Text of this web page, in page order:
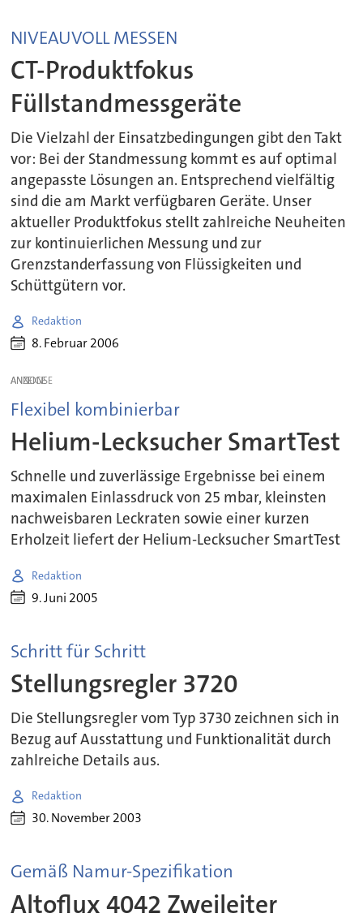
NIVEAUVOLL MESSEN
CT-Produktfokus
Füllstandmessgeräte
Die Vielzahl der Einsatzbedingungen gibt den Takt
vor: Bei der Standmessung kommt es auf optimal
angepasste Lösungen an. Entsprechend vielfältig
sind die am Markt verfügbaren Geräte. Unser
aktueller Produktfokus stellt zahlreiche Neuheiten
zur kontinuierlichen Messung und zur
Grenzstanderfassung von Flüssigkeiten und
Schüttgütern vor.
Redaktion
8. Februar 2006
ANZEIGE
Flexibel kombinierbar
Helium-Lecksucher SmartTest
Schnelle und zuverlässige Ergebnisse bei einem
maximalen Einlassdruck von 25 mbar, kleinsten
nachweisbaren Leckraten sowie einer kurzen
Erholzeit liefert der Helium-Lecksucher SmartTest
Redaktion
9. Juni 2005
Schritt für Schritt
Stellungsregler 3720
Die Stellungsregler vom Typ 3730 zeichnen sich in
Bezug auf Ausstattung und Funktionalität durch
zahlreiche Details aus.
Redaktion
30. November 2003
Gemäß Namur-Spezifikation
Altoflux 4042 Zweileiter